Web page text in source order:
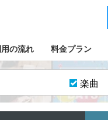
の流れ 料金プラン
楽曲